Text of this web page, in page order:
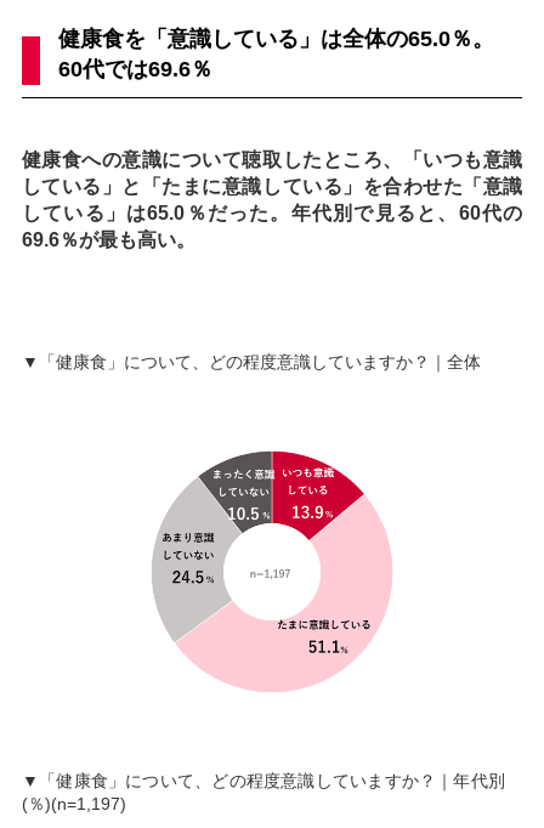
健康食を「意識している」は全体の65.0％。
60代では69.6％
健康食への意識について聴取したところ、「いつも意識
している」と「たまに意識している」を合わせた「意識
している」は65.0％だった。年代別で見ると、60代の
69.6％が最も高い。
▼「健康食」について、どの程度意識していますか？｜全体
▼「健康食」について、どの程度意識していますか？｜年代別
(％)(n=1,197)